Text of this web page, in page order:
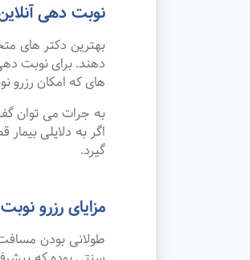
نوبت دهی
بهترین دکتر های
دهند. برای نوبت
های که امکان رزرو
اگر به دلایلی
گیرد.
مزایای رزرو
طولانی بودن